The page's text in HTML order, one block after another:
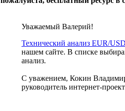
Уважаемый Валерий!
Технический анализ EUR/
нашем сайте. В списке
анализ.
С уважением, Кокин
руководитель интернет-